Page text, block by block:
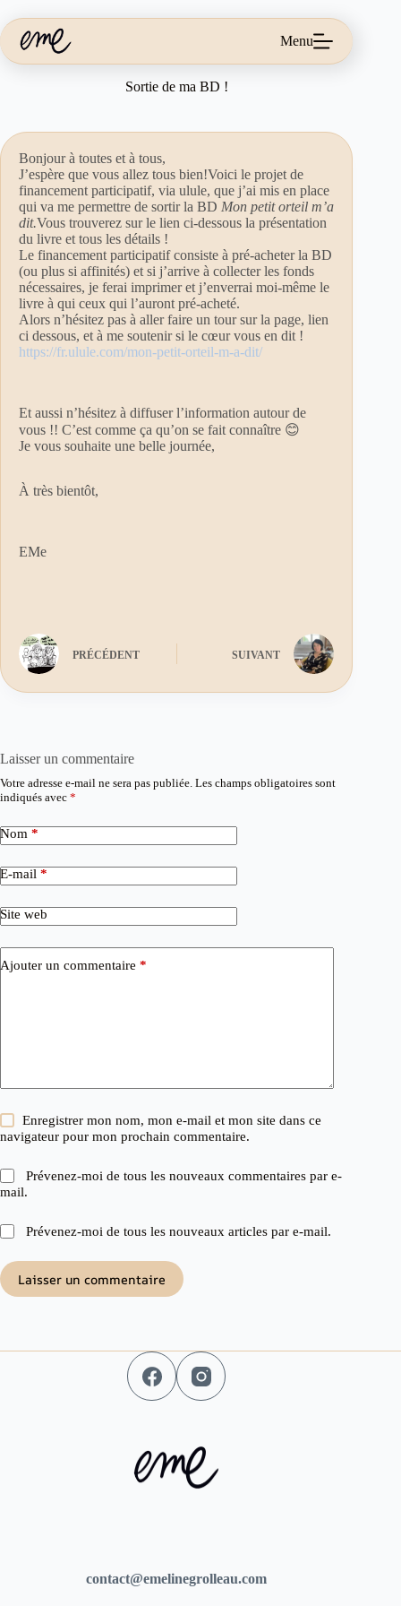
au
contenu
Menu
Sortie de ma BD !
Bonjour à toutes et à tous,
J’espère que vous allez tous bien!Voici le projet de
financement participatif, via ulule, que j’ai mis en place
qui va me permettre de sortir la BD Mon petit orteil m’a
dit.Vous trouverez sur le lien ci-dessous la présentation
du livre et tous les détails !
Le financement participatif consiste à pré-acheter la BD
(ou plus si affinités) et si j’arrive à collecter les fonds
nécessaires, je ferai imprimer et j’enverrai moi-même le
livre à qui ceux qui l’auront pré-acheté.
Alors n’hésitez pas à aller faire un tour sur la page, lien
ci dessous, et à me soutenir si le cœur vous en dit !
https://fr.ulule.com/mon-petit-orteil-m-a-dit/
Et aussi n’hésitez à diffuser l’information autour de
vous !! C’est comme ça qu’on se fait connaître 😊
Je vous souhaite une belle journée,
À très bientôt,
EMe
PRÉCÉDENT SUIVANT
Laisser un commentaire
Votre adresse e-mail ne sera pas publiée. Les champs obligatoires sont
indiqués avec *
Nom *
E-mail *
Site web
Ajouter un commentaire *
Enregistrer mon nom, mon e-mail et mon site dans ce
navigateur pour mon prochain commentaire.
Prévenez-moi de tous les nouveaux commentaires par e-
mail.
Prévenez-moi de tous les nouveaux articles par e-mail.
Laisser un commentaire
contact@emelinegrolleau.com